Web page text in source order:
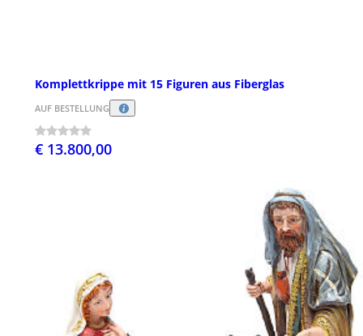
Komplettkrippe mit 15 Figuren aus Fiberglas
AUF BESTELLUNG
€ 13.800,00